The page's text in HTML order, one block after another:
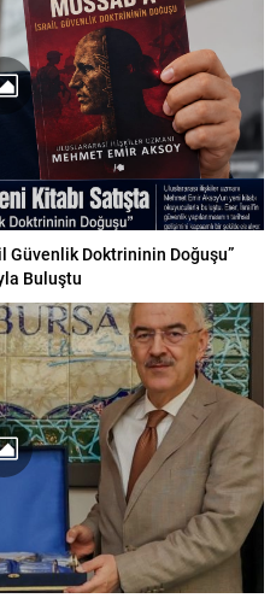
Güvenlik Doktrininin Doğuşu”
Buluştu